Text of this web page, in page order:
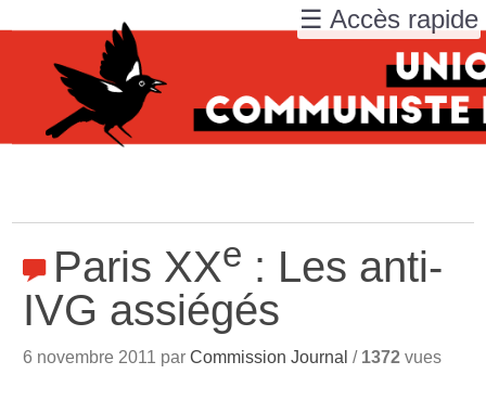
Paris XXe : Les anti-
IVG assiégés
6 novembre 2011 parCommission Journal / 1372 vues
☰ Accès rapide